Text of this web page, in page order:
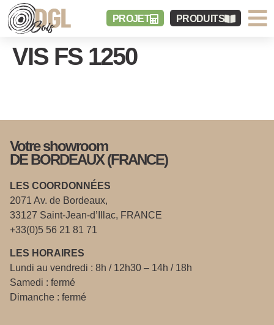
PROJET PRODUITS
VIS FS 1250
Votre showroom
DE BORDEAUX (FRANCE)
LES COORDONNÉES
2071 Av. de Bordeaux,
33127 Saint-Jean-d’Illac, FRANCE
+33(0)5 56 21 81 71
LES HORAIRES
Lundi au vendredi : 8h / 12h30 – 14h / 18h
Samedi : fermé
Dimanche : fermé